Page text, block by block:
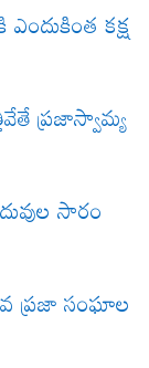
కక్ష
ప్రజాస్వామ్య
సారం
ప్రజా సంఘాల